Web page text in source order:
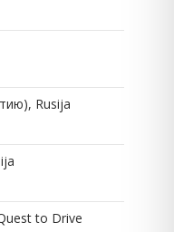
Rusija
to Drive